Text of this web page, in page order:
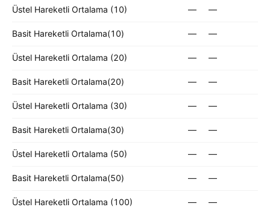
Üstel Hareketli Ortalama (10) — —
Basit Hareketli Ortalama(10) — —
Üstel Hareketli Ortalama (20) — —
Basit Hareketli Ortalama(20) — —
Üstel Hareketli Ortalama (30) — —
Basit Hareketli Ortalama(30) — —
Üstel Hareketli Ortalama (50) — —
Basit Hareketli Ortalama(50) — —
Üstel Hareketli Ortalama (100) — —